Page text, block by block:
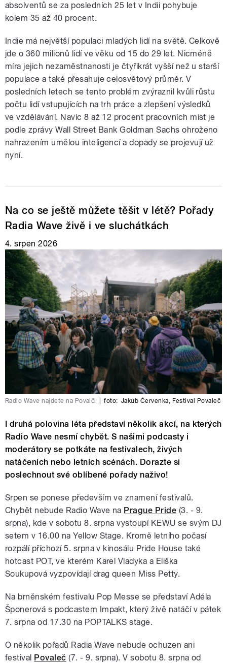
absolventů se za posledních 25 let v Indii pohybuje
kolem 35 až 40 procent.
Indie má největší populaci mladých lidí na světě. Celkově
jde o 360 milionů lidí ve věku od 15 do 29 let. Nicméně
míra jejich nezaměstnanosti je čtyřikrát vyšší než u starší
populace a také přesahuje celosvětový průměr. V
posledních letech se tento problém zvýraznil kvůli růstu
počtu lidí vstupujících na trh práce a zlepšení výsledků
ve vzdělávání. Navíc 8 až 12 procent pracovních míst je
podle zprávy Wall Street Bank Goldman Sachs ohroženo
nahrazením umělou inteligencí a dopady se projevují už
nyní.
Na co se ještě můžete těšit v létě? Pořady
Radia Wave živě i ve sluchátkách
4. srpen 2026
Radio Wave najdete na Povalči foto: Jakub Červenka, Festival Povaleč
I druhá polovina léta představí několik akcí, na kterých
Radio Wave nesmí chybět. S našimi podcasty i
moderátory se potkáte na festivalech, živých
natáčeních nebo letních scénách. Dorazte si
poslechnout své oblíbené pořady naživo!
Srpen se ponese především ve znamení festivalů.
Chybět nebude Radio Wave na Prague Pride (3. - 9.
srpna), kde v sobotu 8. srpna vystoupí KEWU se svým DJ
setem v 16.00 na Yellow Stage. Kromě letního počasí
rozpálí příchozí 5. srpna v kinosálu Pride House také
hotcast POT, ve kterém Karel Vladyka a Eliška
Soukupová vyzpovídají drag queen Miss Petty.
Na brněnském festivalu Pop Messe se představí Adéla
Šponerová s podcastem Impakt, který živě natáčí v pátek
7. srpna od 17.30 na POPTALKS stage.
O několik pořadů Radia Wave nebude ochuzen ani
festival Povaleč (7. - 9. srpna). V sobotu 8. srpna od